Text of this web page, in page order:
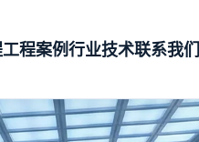
工程案例行业技术联系我们